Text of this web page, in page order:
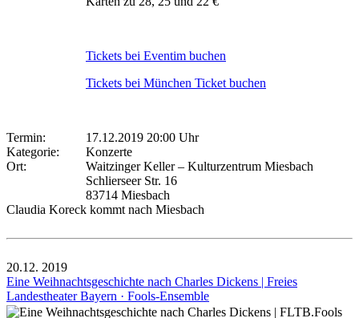
Tickets bei Eventim buchen
Tickets bei München Ticket buchen
Termin:
17.12.2019 20:00 Uhr
Kategorie:
Konzerte
Ort:
Waitzinger Keller – Kulturzentrum Miesbach
Schlierseer Str. 16
83714 Miesbach
Claudia Koreck kommt nach Miesbach
20.12. 2019
Eine Weihnachtsgeschichte nach Charles Dickens | Freies
Landestheater Bayern · Fools-Ensemble